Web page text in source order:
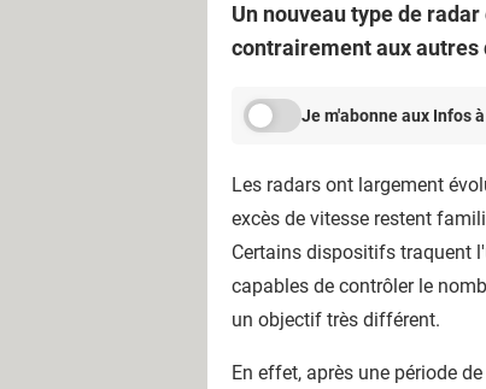
Un nouveau type de
contrairement aux autres
Je m'abonne aux Infos
Les radars ont largement
excès de vitesse restent
Certains dispositifs traquent
capables de contrôler le
un objectif très différent.
En effet, après une période